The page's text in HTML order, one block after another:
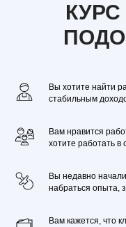
Вы хотите найти
стабильным
Вам нравится
хотите работать в
Вы недавно
набраться опыта,
Вам кажется, что